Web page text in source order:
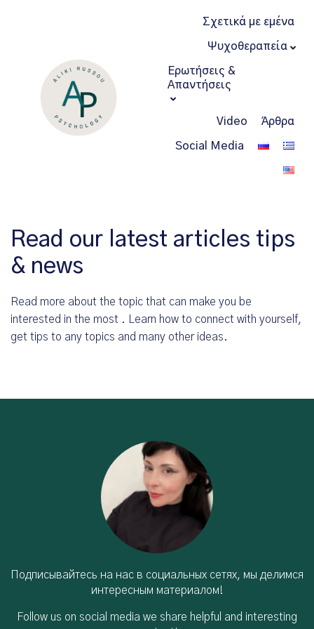
Σχετικά με εμένα
Ψυχοθεραπεία
Ερωτήσεις &
Απαντήσεις
Video Άρθρα
Social Media
Read our latest articles tips
& news
Read more about the topic that can make you be
interested in the most . Learn how to connect with yourself,
get tips to any topics and many other ideas.
Подписывайтесь на нас в социальных сетях, мы делимся
интересным материалом!
Follow us on social media we share helpful and interesting